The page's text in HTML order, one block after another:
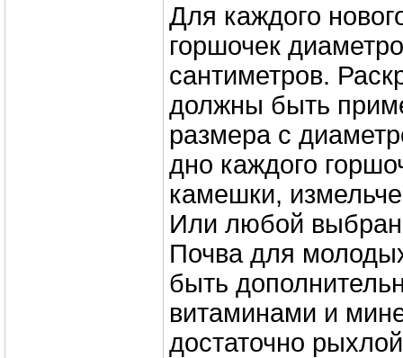
Для каждого
горшочек
сантиметров.
должны быть
размера с
дно каждого
камешки,
Или любой
Почва для
быть
витаминами и
достаточно